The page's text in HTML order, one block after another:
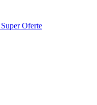
Super Oferte